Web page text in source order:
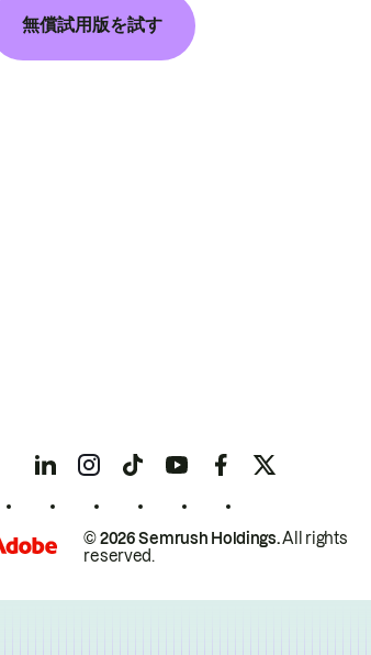
無償試用版を試す
© 2026 Semrush Holdings.All rights
reserved.